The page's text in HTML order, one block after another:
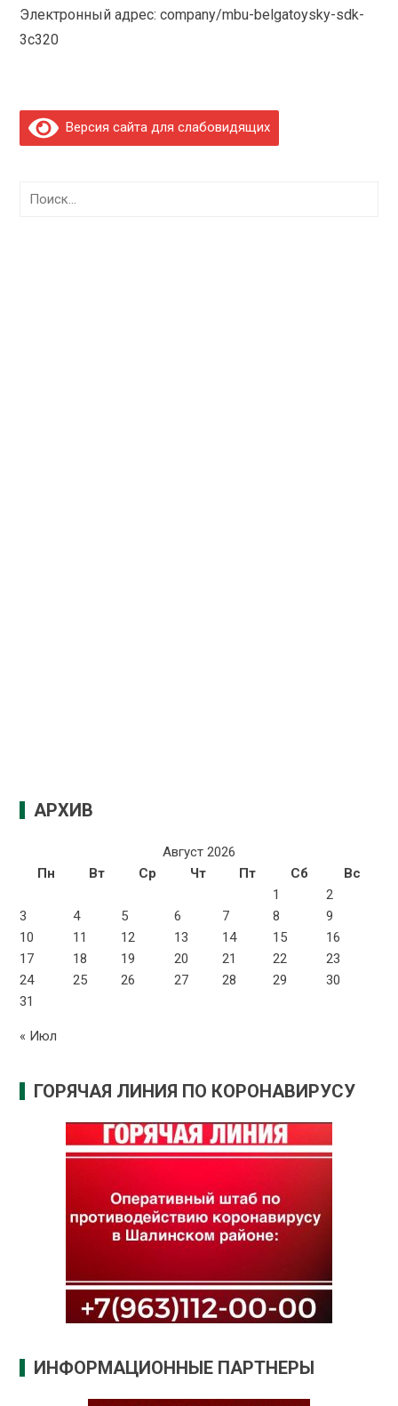
Электронный адрес: company/mbu-belgatoysky-sdk-
3c320
Версия сайта для слабовидящих
Найти:
АРХИВ
Август 2026
Пн
Вт Ср Чт Пт Сб
Вс
1
2
3
4 5 6 7 8
9
10
11 12 13 14 15
16
17
18 19 20 21 22
23
24
25 26 27 28 29
30
31
« Июл
ГОРЯЧАЯ ЛИНИЯ ПО КОРОНАВИРУСУ
ИНФОРМАЦИОННЫЕ ПАРТНЕРЫ